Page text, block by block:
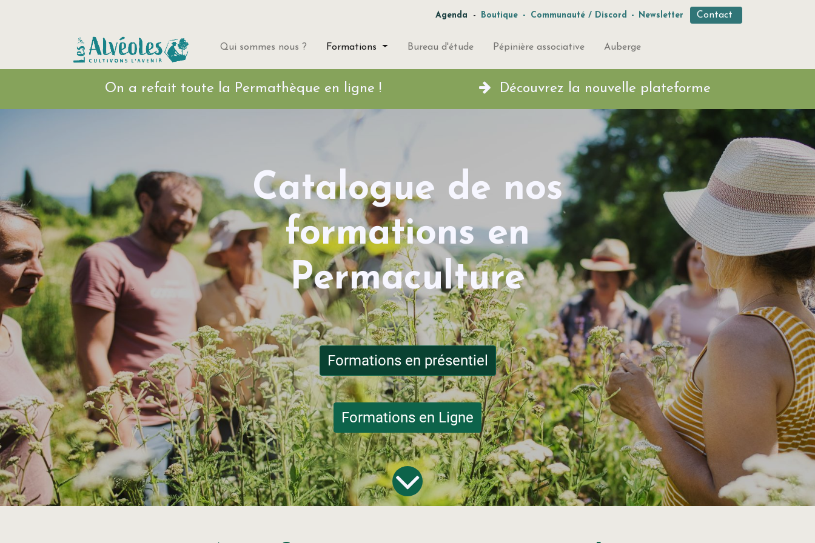
Agenda - Boutique - Communauté / Discord - Newsletter Contact
Qui sommes nous ? Formations Bureau d'étude Pépinière associative Auberge
On a refait toute la Permathèque en ligne ! Découvrez la nouvelle plateforme
Catalogue de nos
formations en
Permaculture
Formations en présentiel
Formations en Ligne